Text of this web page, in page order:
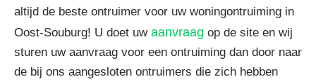
altijd de beste ontruimer voor uw woningontruiming in
Oost-Souburg! U doet uw aanvraag op de site en wij
sturen uw aanvraag voor een ontruiming dan door naar
de bij ons aangesloten ontruimers die zich hebben